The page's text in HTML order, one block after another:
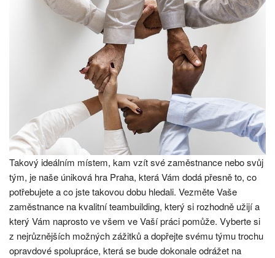
Takový ideálním místem, kam vzít své zaměstnance nebo svůj
tým, je naše úniková hra Praha, která Vám dodá přesně to, co
potřebujete a co jste takovou dobu hledali. Vezměte Vaše
zaměstnance na kvalitní teambuilding, který si rozhodně užijí a
který Vám naprosto ve všem ve Vaší práci pomůže. Vyberte si
z nejrůznějších možných zážitků a dopřejte svému týmu trochu
opravdové spolupráce, která se bude dokonale odrážet na